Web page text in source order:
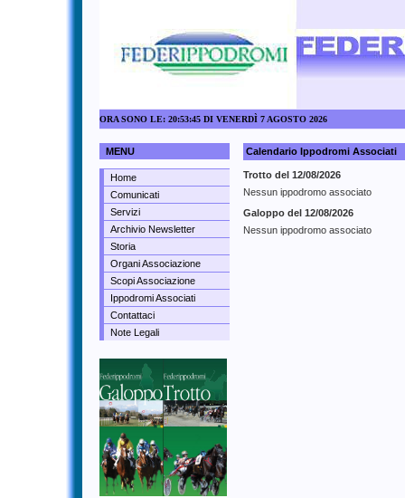
ORA SONO LE: 20:53:45 DI VENERDÌ 7 AGOSTO 2026
MENU
Home
Comunicati
Servizi
Archivio Newsletter
Storia
Organi Associazione
Scopi Associazione
Ippodromi Associati
Contattaci
Note Legali
Calendario Ippodromi Associati
Trotto del 12/08/2026
Nessun ippodromo associato
Galoppo del 12/08/2026
Nessun ippodromo associato